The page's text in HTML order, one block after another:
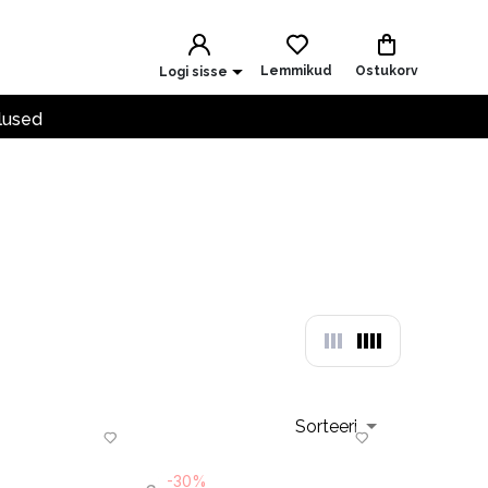
Logi sisse Lemmikud Ostukorv
Sorteeri
-30%